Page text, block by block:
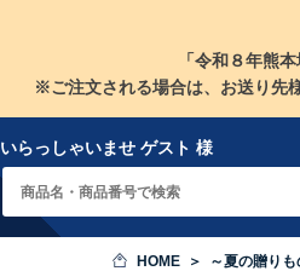
「令和８年熊
※ご注文される場合は、お送り先
いらっしゃいませ ゲスト 様
HOME ～夏の贈り